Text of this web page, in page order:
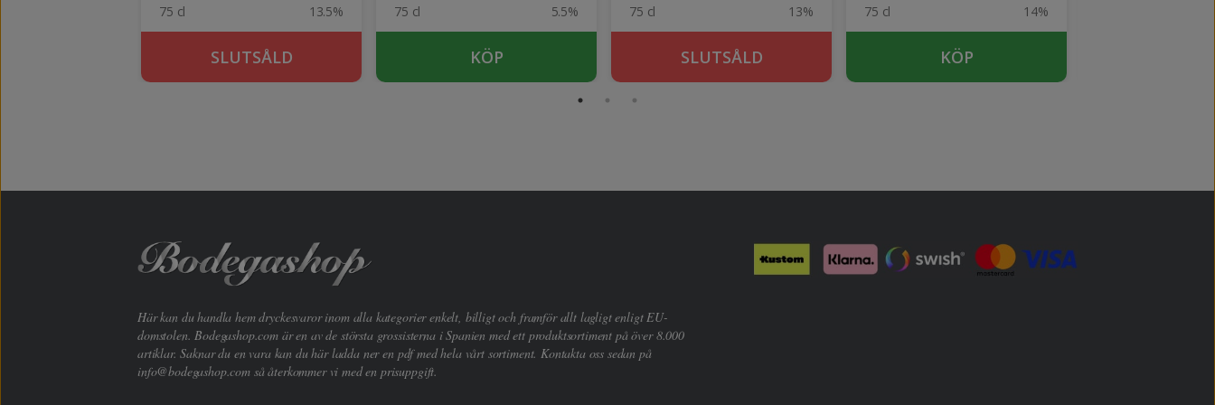
75 cl 13.5%
SLUTSÅLD
75 cl 5.5%
KÖP
75 cl 13%
SLUTSÅLD
75 cl 14%
KÖP
Här kan du handla hem dryckesvaror inom alla kategorier enkelt, billigt och framför allt lagligt enligt EU-
domstolen. Bodegashop.com är en av de största grossisterna i Spanien med ett produktsortiment på över 8.000
artiklar. Saknar du en vara kan du här ladda ner en pdf med hela vårt sortiment. Kontakta oss sedan på
info@bodegashop.comså återkommer vi med en prisuppgift.